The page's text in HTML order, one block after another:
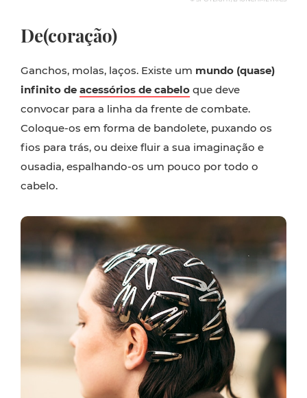
De(coração)
Ganchos, molas, laços. Existe um mundo (quase)
infinito de acessórios de cabelo que deve
convocar para a linha da frente de combate.
Coloque-os em forma de bandolete, puxando os
fios para trás, ou deixe fluir a sua imaginação e
ousadia, espalhando-os um pouco por todo o
cabelo.